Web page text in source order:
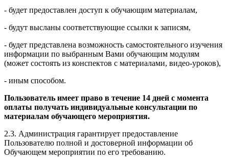
- будет предоставлен доступ к обучающим материалам,
- будут высланы соответствующие ссылки к записям,
- будет представлена возможность самостоятельного изучения
информации по выбранным Вами обучающим модулям
(может состоять из конспектов с материалами, видео-уроков),
- иным способом.
Пользователь имеет право в течение 14 дней с момента
оплаты получать индивидуальные консультации по
материалам обучающего мероприятия.
2.3. Администрация гарантирует предоставление
Пользователю полной и достоверной информации об
Обучающем мероприятии по его требованию.